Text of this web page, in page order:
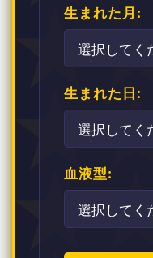
生まれた月:
生まれた日:
血液型: